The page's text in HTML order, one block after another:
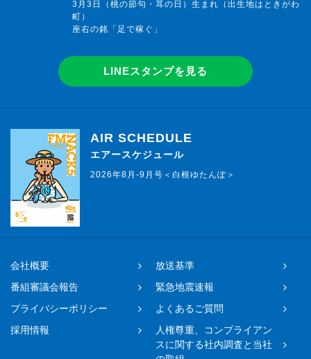
3月3日（桃の節句・耳の日）生まれ（出生地はときがわ
町）
座右の銘「足で稼ぐ」
LINEスタンプを見る
AIR SCHEDULE
エアースケジュール
2026年8月-9月号＜白根ゆたんぽ＞
会社概要
放送基準
番組審議会報告
緊急地震速報
プライバシーポリシー
よくあるご質問
採用情報
人権尊重、コンプライアン
スに関する社内調査と当社